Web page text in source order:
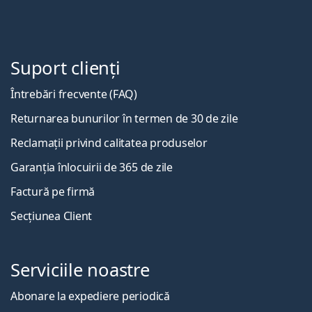
Suport clienți
Întrebări frecvente (FAQ)
Returnarea bunurilor în termen de 30 de zile
Reclamații privind calitatea produselor
Garanția înlocuirii de 365 de zile
Factură pe firmă
Secțiunea Client
Serviciile noastre
Abonare la expediere periodică